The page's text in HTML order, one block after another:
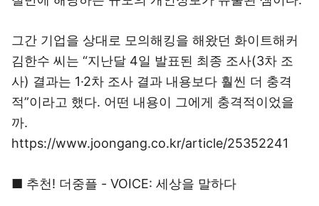
그간 기업을 상대로 모의해킹을 해왔던 화이트해커
김한수 씨는 “지난달 4일 발표된 최종 조사(3차 조
사) 결과는 1·2차 조사 결과 내용보다 훨씬 더 충격
적”이라고 했다. 어떤 내용이 그에게 충격적이었을
까.
https://www.joongang.co.kr/article/25352241
■ 추천! 더중플 - VOICE: 세상을 말하다